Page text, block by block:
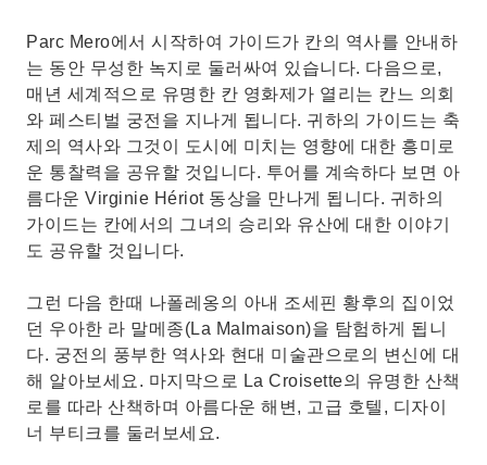
Parc Mero에서 시작하여 가이드가 칸의 역사를 안내하
는 동안 무성한 녹지로 둘러싸여 있습니다. 다음으로,
매년 세계적으로 유명한 칸 영화제가 열리는 칸느 의회
와 페스티벌 궁전을 지나게 됩니다. 귀하의 가이드는 축
제의 역사와 그것이 도시에 미치는 영향에 대한 흥미로
운 통찰력을 공유할 것입니다. 투어를 계속하다 보면 아
름다운 Virginie Hériot 동상을 만나게 됩니다. 귀하의
가이드는 칸에서의 그녀의 승리와 유산에 대한 이야기
도 공유할 것입니다.
그런 다음 한때 나폴레옹의 아내 조세핀 황후의 집이었
던 우아한 라 말메종(La Malmaison)을 탐험하게 됩니
다. 궁전의 풍부한 역사와 현대 미술관으로의 변신에 대
해 알아보세요. 마지막으로 La Croisette의 유명한 산책
로를 따라 산책하며 아름다운 해변, 고급 호텔, 디자이
너 부티크를 둘러보세요.